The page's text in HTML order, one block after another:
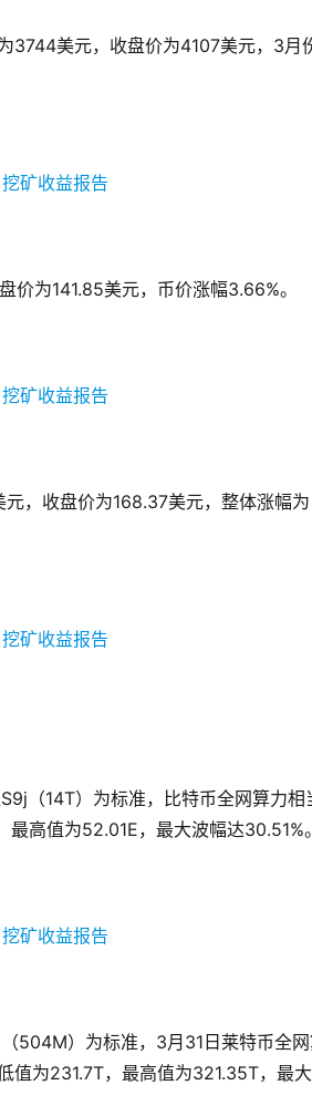
3744美元，收盘价为4107美元，3月
为141.85美元，币价涨幅3.66%。
，收盘价为168.37美元，整体涨幅为
（14T）为标准，比特币全网算力相
高值为52.01E，最大波幅达30.51%
504M）为标准，3月31日莱特币全
值为231.7T，最高值为321.35T，最